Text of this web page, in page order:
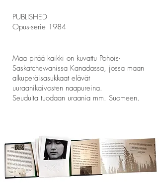
PUBLISHED
Opus-serie 1984
Maa pitää kaikki on kuvattu Pohois-
Saskatchewanissa Kanadassa, jossa maan
alkuperäisasukkaat elävät
uuraanikaivosten naapureina.
Seudulta tuodaan uraania mm. Suomeen.